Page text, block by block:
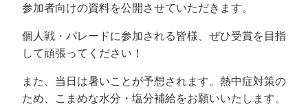
参加者向けの資料を公開させていただきます。
個人戦・パレードに参加される皆様、ぜひ受賞を目指
して頑張ってください！
また、当日は暑いことが予想されます。熱中症対策の
ため、こまめな水分・塩分補給をお願いいたします。